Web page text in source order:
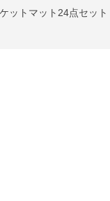
ットマット24点セッ